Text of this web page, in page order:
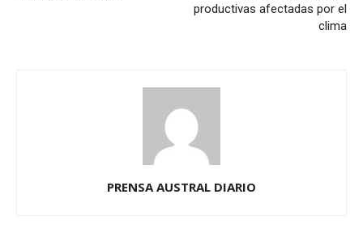
productivas afectadas por el
clima
PRENSA AUSTRAL DIARIO